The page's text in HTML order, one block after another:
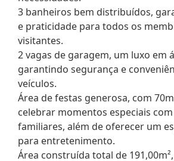
3 banheiros bem distribuídos,
e praticidade para todos os
visitantes.
2 vagas de garagem, um luxo em
garantindo segurança e
veículos.
Área de festas generosa, com
celebrar momentos especiais
familiares, além de oferecer um
para entretenimento.
Área construída total de 191,00m²,